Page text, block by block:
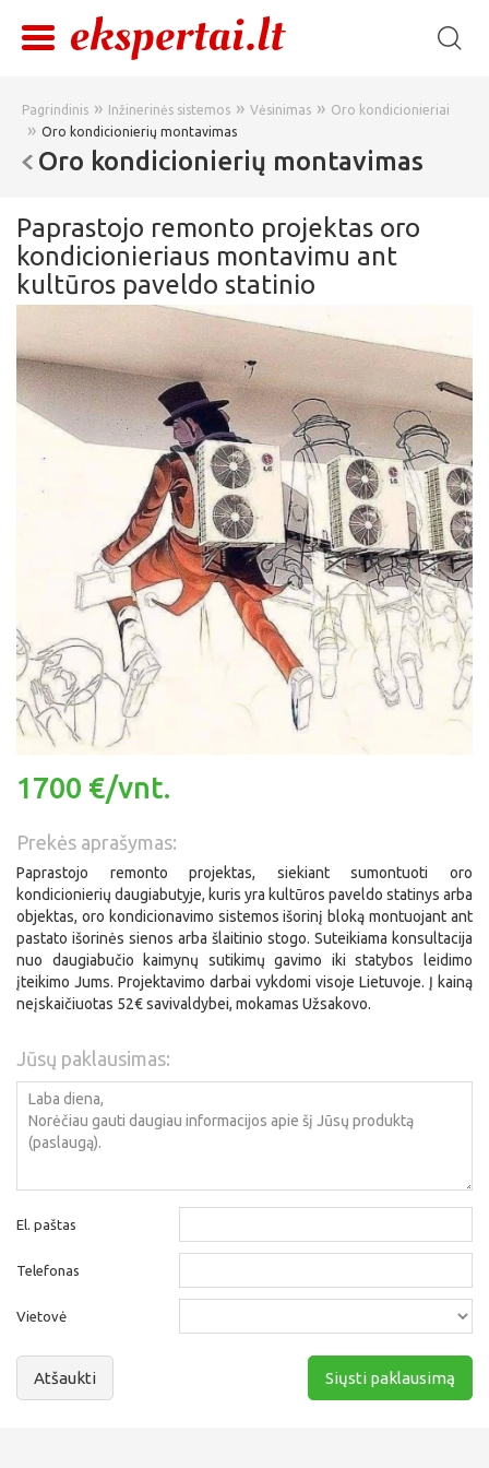
Pagrindinis » Inžinerinės sistemos » Vėsinimas » Oro kondicionieriai
» Oro kondicionierių montavimas
Oro kondicionierių montavimas
Paprastojo remonto projektas oro
kondicionieriaus montavimu ant
kultūros paveldo statinio
1700 €/vnt.
Prekės aprašymas:
Paprastojo remonto projektas, siekiant sumontuoti oro
kondicionierių daugiabutyje, kuris yra kultūros paveldo statinys arba
objektas, oro kondicionavimo sistemos išorinį bloką montuojant ant
pastato išorinės sienos arba šlaitinio stogo. Suteikiama konsultacija
nuo daugiabučio kaimynų sutikimų gavimo iki statybos leidimo
įteikimo Jums. Projektavimo darbai vykdomi visoje Lietuvoje. Į kainą
neįskaičiuotas 52€ savivaldybei, mokamas Užsakovo.
Jūsų paklausimas:
El. paštas
Telefonas
Vietovė
Atšaukti Siųsti paklausimą